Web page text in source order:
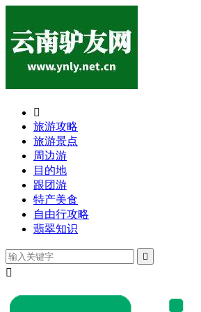

旅游攻略
旅游景点
周边游
目的地
跟团游
特产美食
自由行攻略
翡翠知识

